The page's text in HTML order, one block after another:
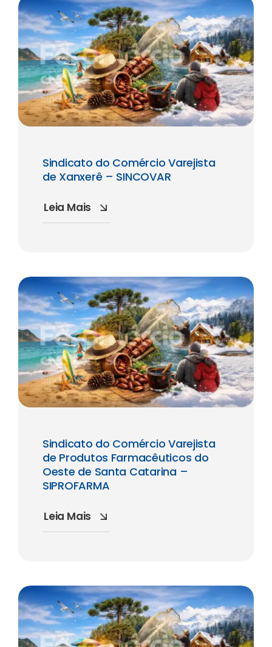
Sindicato do Comércio Varejista
de Xanxerê – SINCOVAR
Leia Mais
Sindicato do Comércio Varejista
de Produtos Farmacêuticos do
Oeste de Santa Catarina –
SIPROFARMA
Leia Mais